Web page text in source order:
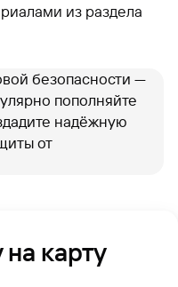
из раздела
безопасности —
пополняйте
надёжную
от
карту